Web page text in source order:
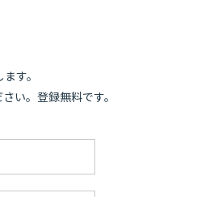
す。
い。登録無料です。